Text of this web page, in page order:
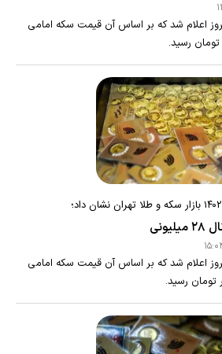
اعلام شد که بر اساس آن قیمت سکه امامی
اعلام شد که بر اساس آن قیمت سکه امامی